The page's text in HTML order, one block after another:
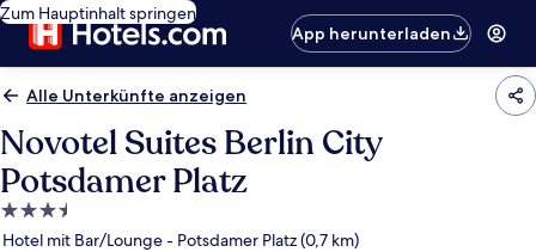
Zum Hauptinhalt springen
App herunterladen
Alle Unterkünfte anzeigen
Novotel Suites Berlin City
Potsdamer Platz
3.5-
Sterne-
Hotel mit Bar/Lounge - Potsdamer Platz (0,7 km)